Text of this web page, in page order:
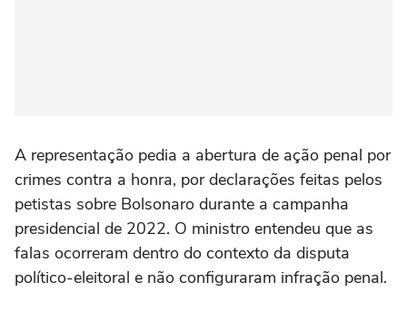
A representação pedia a abertura de ação penal por
crimes contra a honra, por declarações feitas pelos
petistas sobre Bolsonaro durante a campanha
presidencial de 2022. O ministro entendeu que as
falas ocorreram dentro do contexto da disputa
político-eleitoral e não configuraram infração penal.